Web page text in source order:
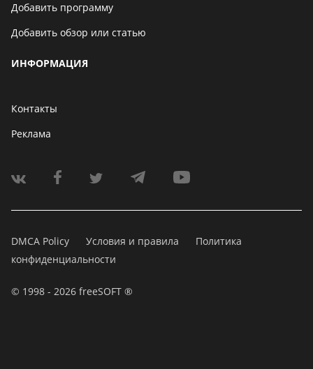
Добавить программу
Добавить обзор или статью
ИНФОРМАЦИЯ
Контакты
Реклама
DMCA Policy Условия и правила
Политика
конфиденциальности
© 1998 - 2026 freeSOFT ®